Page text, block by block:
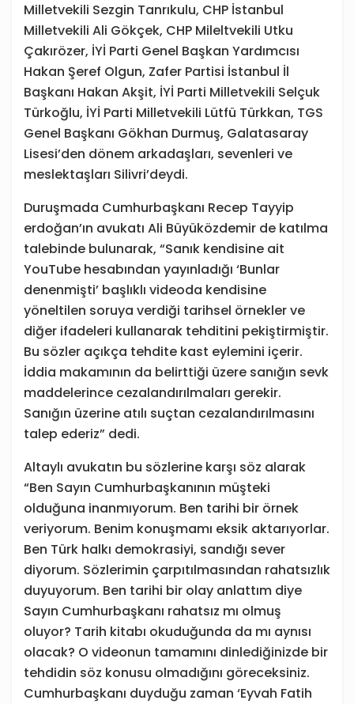
Milletvekili Sezgin Tanrıkulu, CHP İstanbul
Milletvekili Ali Gökçek, CHP Mileltvekili Utku
Çakırözer, İYİ Parti Genel Başkan Yardımcısı
Hakan Şeref Olgun, Zafer Partisi İstanbul İl
Başkanı Hakan Akşit, İYİ Parti Milletvekili Selçuk
Türkoğlu, İYİ Parti Milletvekili Lütfü Türkkan, TGS
Genel Başkanı Gökhan Durmuş, Galatasaray
Lisesi’den dönem arkadaşları, sevenleri ve
meslektaşları Silivri’deydi.
Duruşmada Cumhurbaşkanı Recep Tayyip
erdoğan’ın avukatı Ali Büyüközdemir de katılma
talebinde bulunarak, “Sanık kendisine ait
YouTube hesabından yayınladığı ‘Bunlar
denenmişti’ başlıklı videoda kendisine
yöneltilen soruya verdiği tarihsel örnekler ve
diğer ifadeleri kullanarak tehditini pekiştirmiştir.
Bu sözler açıkça tehdite kast eylemini içerir.
İddia makamının da belirttiği üzere sanığın sevk
maddelerince cezalandırılmaları gerekir.
Sanığın üzerine atılı suçtan cezalandırılmasını
talep ederiz” dedi.
Altaylı avukatın bu sözlerine karşı söz alarak
“Ben Sayın Cumhurbaşkanının müşteki
olduğuna inanmıyorum. Ben tarihi bir örnek
veriyorum. Benim konuşmamı eksik aktarıyorlar.
Ben Türk halkı demokrasiyi, sandığı sever
diyorum. Sözlerimin çarpıtılmasından rahatsızlık
duyuyorum. Ben tarihi bir olay anlattım diye
Sayın Cumhurbaşkanı rahatsız mı olmuş
oluyor? Tarih kitabı okuduğunda da mı aynısı
olacak? O videonun tamamını dinlediğinizde bir
tehdidin söz konusu olmadığını göreceksiniz.
Cumhurbaşkanı duyduğu zaman ‘Eyvah Fatih